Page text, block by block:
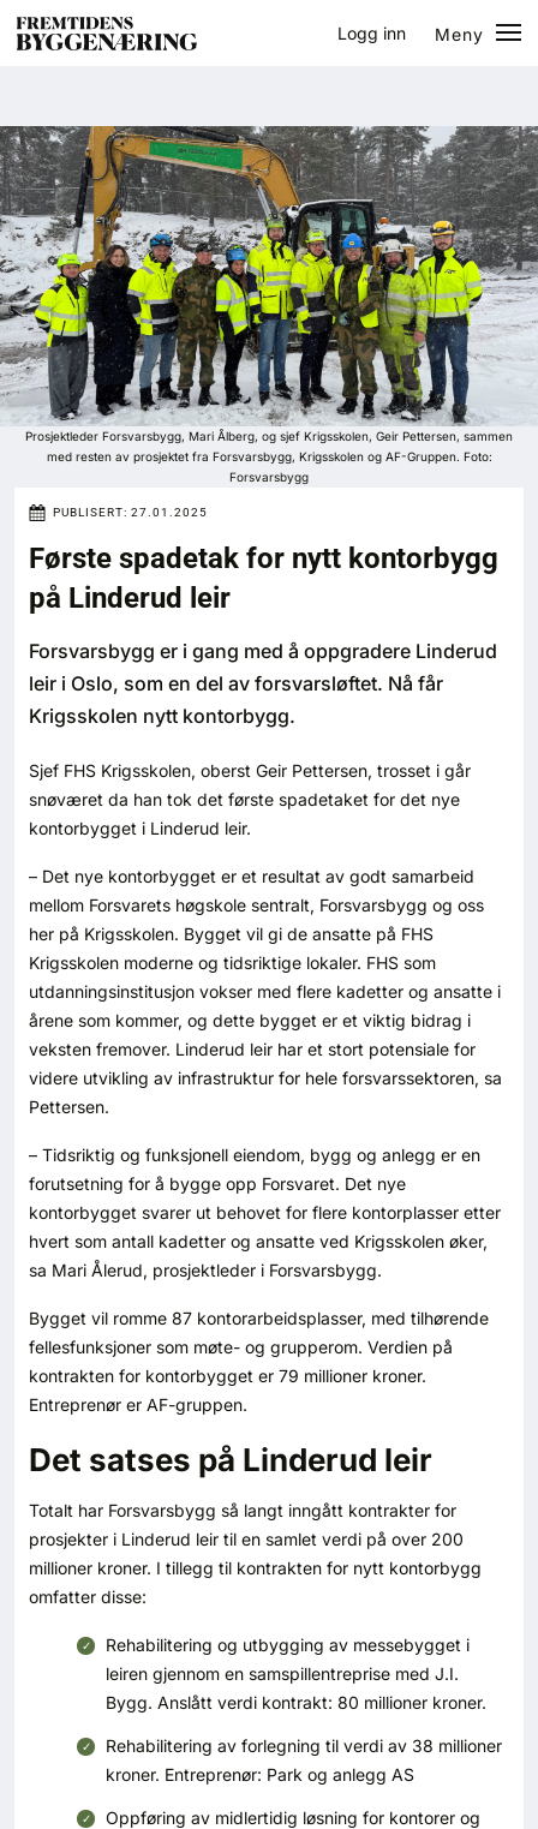
Logg inn
Meny
Eventer
Prosjekter
Bygg-guiden
Logg inn
Bygg
Bærekraft
Eiendom
Øvrige
Tips redaksjonen
Annonsering
Abonnere magasin
Abonnement Pluss
Kontakt oss
Login
Prosjektleder Forsvarsbygg, Mari Ålberg, og sjef Krigsskolen, Geir Pettersen, sammen
med resten av prosjektet fra Forsvarsbygg, Krigsskolen og AF-Gruppen. Foto:
Forsvarsbygg
PUBLISERT: 27.01.2025
Første spadetak for nytt kontorbygg
på Linderud leir
Forsvarsbygg er i gang med å oppgradere Linderud
leir i Oslo, som en del av forsvarsløftet. Nå får
Krigsskolen nytt kontorbygg.
Sjef FHS Krigsskolen, oberst Geir Pettersen, trosset i går
snøværet da han tok det første spadetaket for det nye
kontorbygget i Linderud leir.
– Det nye kontorbygget er et resultat av godt samarbeid
mellom Forsvarets høgskole sentralt, Forsvarsbygg og oss
her på Krigsskolen. Bygget vil gi de ansatte på FHS
Krigsskolen moderne og tidsriktige lokaler. FHS som
utdanningsinstitusjon vokser med flere kadetter og ansatte i
årene som kommer, og dette bygget er et viktig bidrag i
veksten fremover. Linderud leir har et stort potensiale for
videre utvikling av infrastruktur for hele forsvarssektoren, sa
Pettersen.
– Tidsriktig og funksjonell eiendom, bygg og anlegg er en
forutsetning for å bygge opp Forsvaret. Det nye
kontorbygget svarer ut behovet for flere kontorplasser etter
hvert som antall kadetter og ansatte ved Krigsskolen øker,
sa Mari Ålerud, prosjektleder i Forsvarsbygg.
Bygget vil romme 87 kontorarbeidsplasser, med tilhørende
fellesfunksjoner som møte- og grupperom. Verdien på
kontrakten for kontorbygget er 79 millioner kroner.
Entreprenør er AF-gruppen.
Det satses på Linderud leir
Totalt har Forsvarsbygg så langt inngått kontrakter for
prosjekter i Linderud leir til en samlet verdi på over 200
millioner kroner. I tillegg til kontrakten for nytt kontorbygg
omfatter disse:
Rehabilitering og utbygging av messebygget i
leiren gjennom en samspillentreprise med J.I.
Bygg. Anslått verdi kontrakt: 80 millioner kroner.
Rehabilitering av forlegning til verdi av 38 millioner
kroner. Entreprenør: Park og anlegg AS
Oppføring av midlertidig løsning for kontorer og